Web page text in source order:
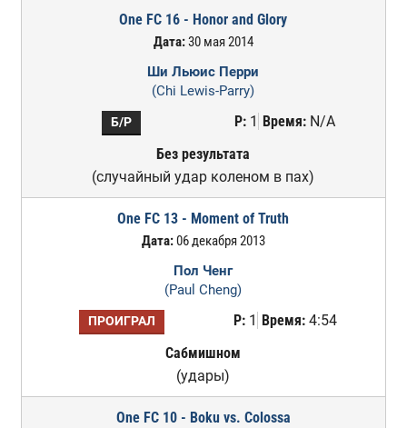
One FC 16 - Honor and Glory
Дата:30 мая 2014
Ши Льюис Перри
(Chi Lewis-Parry)
Б/Р Р: 1 Время: N/A
Без результата
(случайный удар коленом в пах)
One FC 13 - Moment of Truth
Дата:06 декабря 2013
Пол Ченг
(Paul Cheng)
ПРОИГРАЛ Р:1 Время:4:54
Сабмишном
(удары)
One FC 10 - Boku vs. Colossa